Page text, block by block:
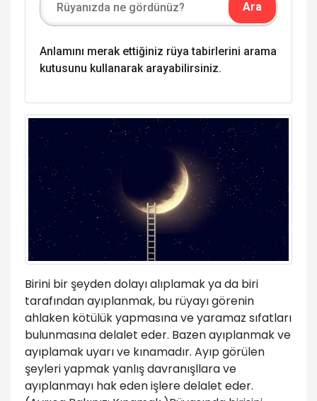
Anlamını merak ettiğiniz rüya tabirlerini arama
kutusunu kullanarak arayabilirsiniz.
Birini bir şeyden dolayı alıplamak ya da biri
tarafından ayıplanmak, bu rüyayı görenin
ahlaken kötülük yapmasına ve yaramaz sıfatları
bulunmasına delalet eder. Bazen ayıplanmak ve
ayıplamak uyarı ve kınamadır. Ayıp görülen
şeyleri yapmak yanlış davranışllara ve
ayıplanmayı hak eden işlere delalet eder.